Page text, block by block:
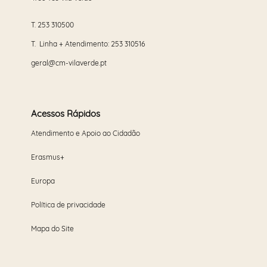
T. 253 310500
T. Linha + Atendimento: 253 310516
geral@cm-vilaverde.pt
Acessos Rápidos
Atendimento e Apoio ao Cidadão
Erasmus+
Europa
Política de privacidade
Mapa do Site